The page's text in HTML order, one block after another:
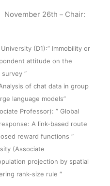
November 26th－Chair:
(D1):” Immobility or
attitude on the
“
of chat data in group
language models”
Professor): ” Global
A link-based route
reward functions “
(Associate
projection by spatial
rank-size rule “